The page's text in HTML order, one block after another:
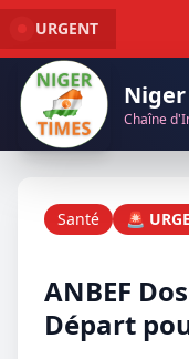
URGENT
Chaîne
Santé 🚨
ANBEF
Départ